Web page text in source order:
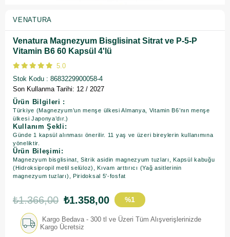
VENATURA
Venatura Magnezyum Bisglisinat Sitrat ve P-5-P
Vitamin B6 60 Kapsül 4'lü
5.0
Stok Kodu
8683229900058-4
Son Kullanma Tarihi: 12 / 2027
Ürün Bilgileri :
Türkiye (Magnezyum’un menşe ülkesi Almanya, Vitamin B6’nın menşe
ülkesi Japonya’dır.)
Kullanım Şekli:
Günde 1 kapsül alınması önerilir. 11 yaş ve üzeri bireylerin kullanımına
yöneliktir.
Ürün Bileşimi:
Magnezyum bisglisinat, Sitrik asidin magnezyum tuzları, Kapsül kabuğu
(Hidroksipropil metil selüloz), Kıvam arttırıcı (Yağ asitlerinin
magnezyum tuzları), Piridoksal 5′-fosfat
₺1.366,00 ₺1.358,00 %1
İndirim
Kargo Bedava - 300 tl ve Üzeri Tüm Alışverişlerinizde
Kargo Ücretsiz